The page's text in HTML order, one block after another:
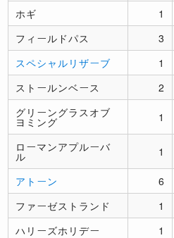
ホギ
1
フィールドパス
3
スペシャルリザーブ
1
ストールンベース
2
グリーングラスオブ
ヨミング 1
ローマンアプルーバ
ル 1
アトーン 6
ファーゼストランド
1
ハリーズホリデー
1